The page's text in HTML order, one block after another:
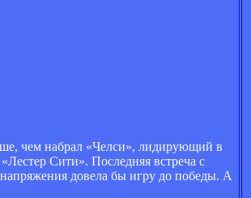
чем набрал «Челси», лидирующий в
Сити». Последняя встреча с
довела бы игру до победы. А